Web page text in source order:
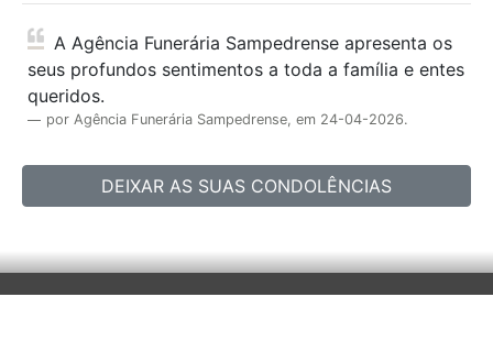
seus profundos sentimentos a toda a família e entes
queridos.
por Agência Funerária Sampedrense, em 24-04-2026.
DEIXAR AS SUAS CONDOLÊNCIAS